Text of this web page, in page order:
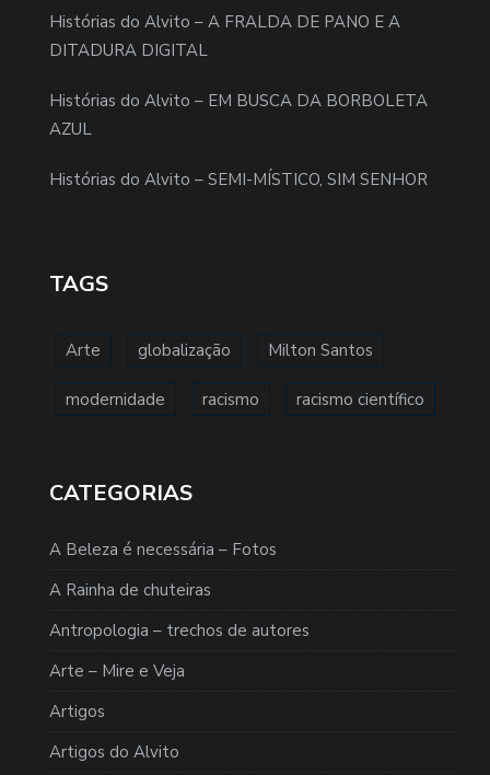
Histórias do Alvito – A FRALDA DE PANO E A
DITADURA DIGITAL
Histórias do Alvito – EM BUSCA DA BORBOLETA
AZUL
Histórias do Alvito – SEMI-MÍSTICO, SIM SENHOR
TAGS
Arte globalização Milton Santos
modernidade racismo racismo científico
CATEGORIAS
A Beleza é necessária – Fotos
A Rainha de chuteiras
Antropologia – trechos de autores
Arte – Mire e Veja
Artigos
Artigos do Alvito